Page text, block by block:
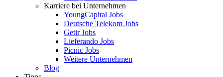
Karriere bei Unternehmen
YoungCapital Jobs
Deutsche Telekom Jobs
Getir Jobs
Lieferando Jobs
Picnic Jobs
Weitere Unternehmen
Blog